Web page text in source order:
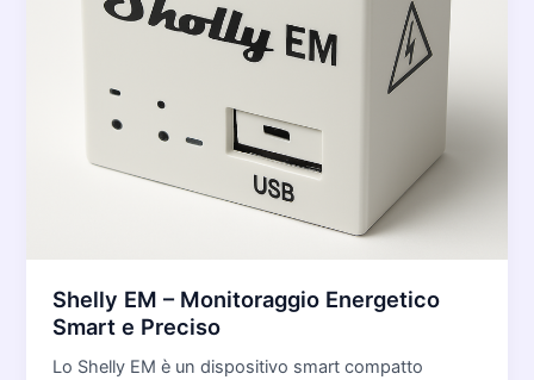
Shelly EM – Monitoraggio Energetico
Smart e Preciso
Lo Shelly EM è un dispositivo smart compatto